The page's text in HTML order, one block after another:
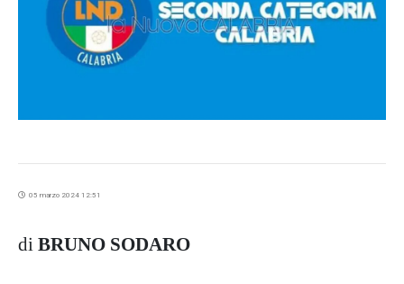
05 marzo 2024 12:51
di BRUNO SODARO